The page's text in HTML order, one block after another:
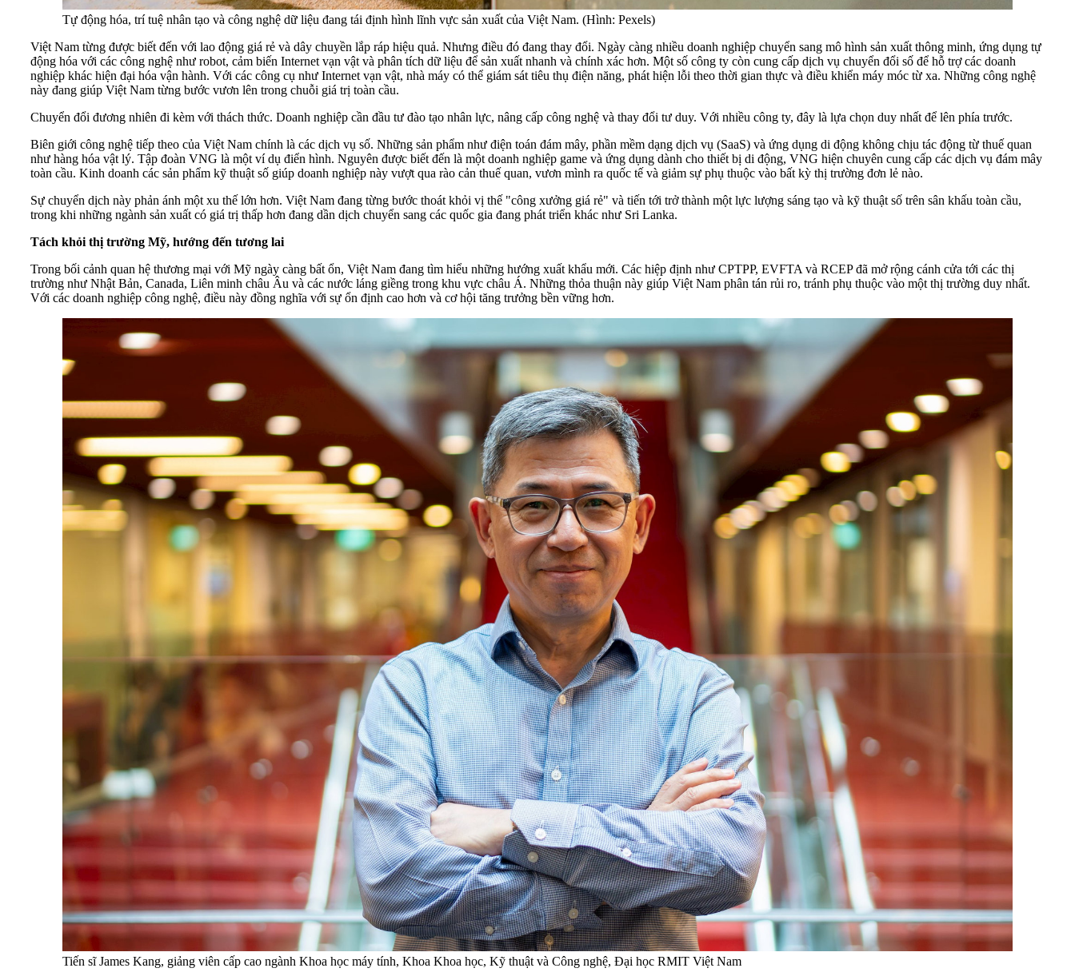
Tự động hóa, trí tuệ nhân tạo và công nghệ dữ liệu đang tái định hình lĩnh vực sản xuất của Việt Nam. (Hình: Pexels)
Việt Nam từng được biết đến với lao động giá rẻ và dây chuyền lắp ráp hiệu quả. Nhưng điều đó đang thay đổi. Ngày càng nhiều doanh nghiệp chuyển sang mô hình sản xuất thông minh, ứng dụng tự
động hóa với các công nghệ như robot, cảm biến Internet vạn vật và phân tích dữ liệu để sản xuất nhanh và chính xác hơn. Một số công ty còn cung cấp dịch vụ chuyển đổi số để hỗ trợ các doanh
nghiệp khác hiện đại hóa vận hành. Với các công cụ như Internet vạn vật, nhà máy có thể giám sát tiêu thụ điện năng, phát hiện lỗi theo thời gian thực và điều khiển máy móc từ xa. Những công nghệ
này đang giúp Việt Nam từng bước vươn lên trong chuỗi giá trị toàn cầu.
Chuyển đổi đương nhiên đi kèm với thách thức. Doanh nghiệp cần đầu tư đào tạo nhân lực, nâng cấp công nghệ và thay đổi tư duy. Với nhiều công ty, đây là lựa chọn duy nhất để lên phía trước.
Biên giới công nghệ tiếp theo của Việt Nam chính là các dịch vụ số. Những sản phẩm như điện toán đám mây, phần mềm dạng dịch vụ (SaaS) và ứng dụng di động không chịu tác động từ thuế quan
như hàng hóa vật lý. Tập đoàn VNG là một ví dụ điển hình. Nguyên được biết đến là một doanh nghiệp game và ứng dụng dành cho thiết bị di động, VNG hiện chuyên cung cấp các dịch vụ đám mây
toàn cầu. Kinh doanh các sản phẩm kỹ thuật số giúp doanh nghiệp này vượt qua rào cản thuế quan, vươn mình ra quốc tế và giảm sự phụ thuộc vào bất kỳ thị trường đơn lẻ nào.
Sự chuyển dịch này phản ánh một xu thế lớn hơn. Việt Nam đang từng bước thoát khỏi vị thế "công xưởng giá rẻ" và tiến tới trở thành một lực lượng sáng tạo và kỹ thuật số trên sân khấu toàn cầu,
trong khi những ngành sản xuất có giá trị thấp hơn đang dần dịch chuyển sang các quốc gia đang phát triển khác như Sri Lanka.
Tách khỏi thị trường Mỹ, hướng đến tương lai
Trong bối cảnh quan hệ thương mại với Mỹ ngày càng bất ổn, Việt Nam đang tìm hiểu những hướng xuất khẩu mới. Các hiệp định như CPTPP, EVFTA và RCEP đã mở rộng cánh cửa tới các thị
trường như Nhật Bản, Canada, Liên minh châu Âu và các nước láng giềng trong khu vực châu Á. Những thỏa thuận này giúp Việt Nam phân tán rủi ro, tránh phụ thuộc vào một thị trường duy nhất.
Với các doanh nghiệp công nghệ, điều này đồng nghĩa với sự ổn định cao hơn và cơ hội tăng trưởng bền vững hơn.
Tiến sĩ James Kang, giảng viên cấp cao ngành Khoa học máy tính, Khoa Khoa học, Kỹ thuật và Công nghệ, Đại học RMIT Việt Nam